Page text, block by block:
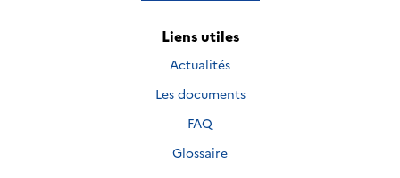
Liens utiles
Actualités
Les documents
FAQ
Glossaire